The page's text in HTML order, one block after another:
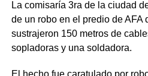
La comisaría 3ra de la ciudad
de un robo en el predio de AFA
sustrajeron 150 metros de
sopladoras y una soldadora.
El hecho fue caratulado por